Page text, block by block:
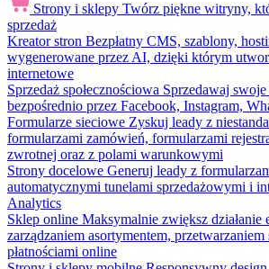
Strony i sklepy Twórz piękne witryny,
sprzedaż
Kreator stron Bezpłatny CMS, szablony,
wygenerowane przez AI, dzięki którym
internetowe
Sprzedaż społecznościowa Sprzedawaj
bezpośrednio przez Facebook, Instagram,
Formularze sieciowe Zyskuj leady z
formularzami zamówień, formularzami
zwrotnej oraz z polami warunkowymi
Strony docelowe Generuj leady z
automatycznymi tunelami sprzedażowymi i
Analytics
Sklep online Maksymalnie zwiększ działanie
zarządzaniem asortymentem,
płatnościami online